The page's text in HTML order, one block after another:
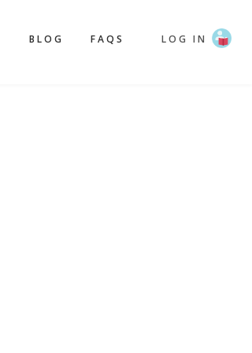
BLOG FAQS LOG IN